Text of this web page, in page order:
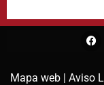
Mapa web | Aviso